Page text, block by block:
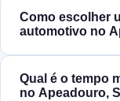
Como escolher
automotivo no
Qual é o tempo
no Apeadouro,